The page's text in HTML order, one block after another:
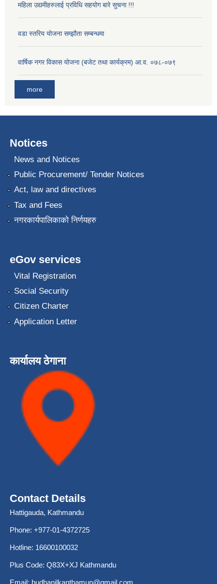
महिला उद्यमीहरुलाई प्रविधि सहयोग बारे सुचना !!!
वडा स्तरिय योजना सम्झौता सम्बन्धमा
वार्षिक नगर विकास योजना (बजेट तथा कार्यक्रम) आ.व. ०७८-०७९
more
Notices
News and Notices
Public Procurement/ Tender Notices
Act, law and directives
Tax and Fees
नगरकार्यपालिकाको निर्णयहरु
eGov services
Vital Registration
Social Security
Citizen Charter
Application Letter
कार्यालय ठेगाना
Contact Details
Hattigauda, Kathmandu
Phone: +977-01-4372725
Hotline: 16600100032
Plus Code: Q83X+XJ Kathmandu
Email: budhanilkanthamun@gmail.com